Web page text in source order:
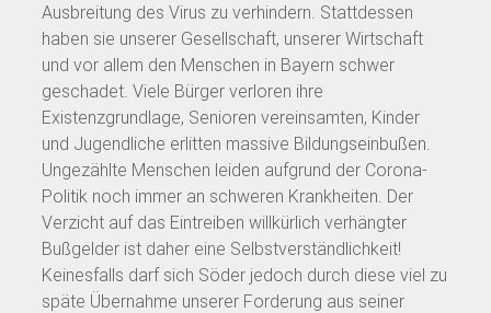
Ausbreitung des Virus zu verhindern. Stattdessen
haben sie unserer Gesellschaft, unserer Wirtschaft
und vor allem den Menschen in Bayern schwer
geschadet. Viele Bürger verloren ihre
Existenzgrundlage, Senioren vereinsamten, Kinder
und Jugendliche erlitten massive Bildungseinbußen.
Ungezählte Menschen leiden aufgrund der Corona-
Politik noch immer an schweren Krankheiten. Der
Verzicht auf das Eintreiben willkürlich verhängter
Bußgelder ist daher eine Selbstverständlichkeit!
Keinesfalls darf sich Söder jedoch durch diese viel zu
späte Übernahme unserer Forderung aus seiner